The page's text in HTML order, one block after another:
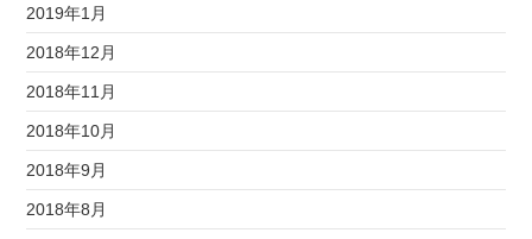
2019年1月
2018年12月
2018年11月
2018年10月
2018年9月
2018年8月